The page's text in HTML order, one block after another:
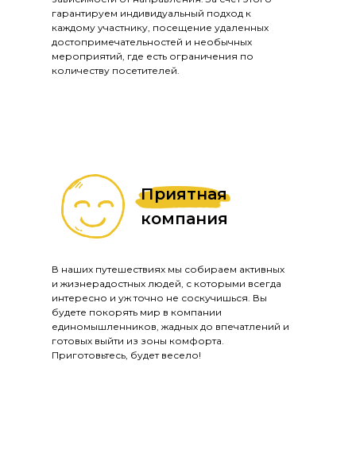
гарантируем индивидуальный подход к
каждому участнику, посещение удаленных
достопримечательностей и необычных
мероприятий, где есть ограничения по
количеству посетителей.
Приятная
компания
В наших путешествиях мы собираем активных
и жизнерадостных людей, с которыми всегда
интересно и уж точно не соскучишься. Вы
будете покорять мир в компании
единомышленников, жадных до впечатлений и
готовых выйти из зоны комфорта.
Приготовьтесь, будет весело!